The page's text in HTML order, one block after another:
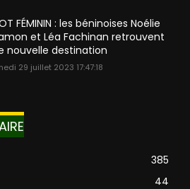
FÉMININ : les béninoises Noélie
et Léa Fachinan retrouvent
nouvelle destination
29 juillet 2023 17:47:18
385
44